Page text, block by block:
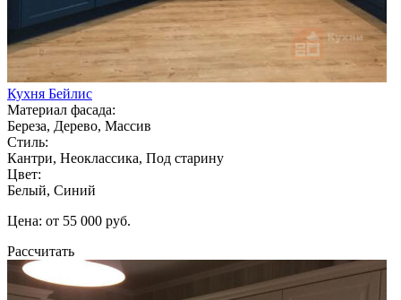
Кухня Бейлис
Материал фасада:
Береза, Дерево, Массив
Стиль:
Кантри, Неоклассика, Под старину
Цвет:
Белый, Синий
Цена: от 55 000 руб.
Рассчитать